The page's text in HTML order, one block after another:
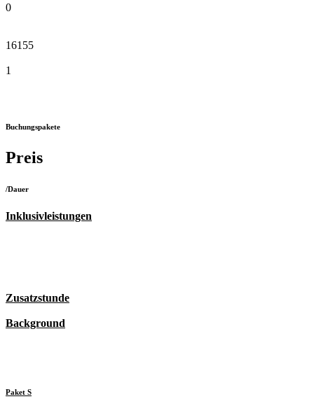
0
16155
1
Buchungspakete
Preis
/Dauer
Inklusivleistungen
Zusatzstunde
Background
Paket S